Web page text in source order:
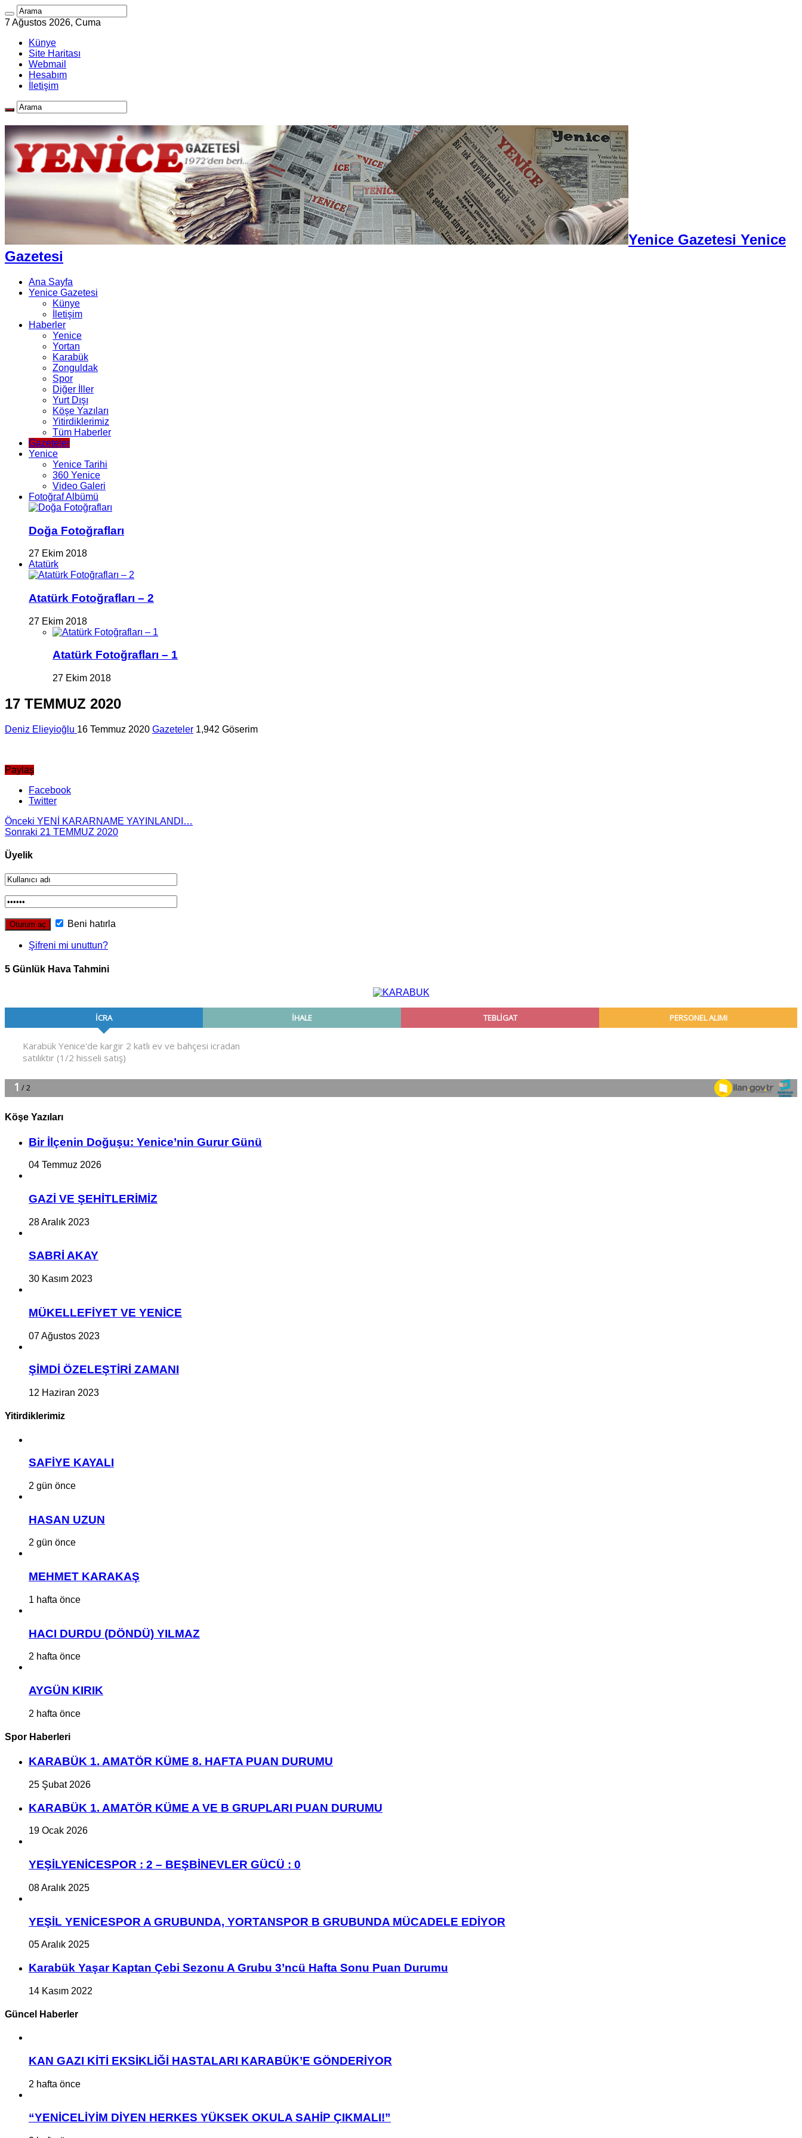
7 Ağustos 2026, Cuma
Künye
Site Haritası
Webmail
Hesabım
İletişim
Yenice Gazetesi Yenice
Gazetesi
Ana Sayfa
Yenice Gazetesi
Künye
İletişim
Haberler
Yenice
Yortan
Karabük
Zonguldak
Spor
Diğer İller
Yurt Dışı
Köşe Yazıları
Yitirdiklerimiz
Tüm Haberler
Gazeteler
Yenice
Yenice Tarihi
360 Yenice
Video Galeri
Fotoğraf Albümü
Doğa Fotoğrafları
27 Ekim 2018
Atatürk
Atatürk Fotoğrafları – 2
27 Ekim 2018
Atatürk Fotoğrafları – 1
27 Ekim 2018
17 TEMMUZ 2020
Deniz Elieyioğlu 16 Temmuz 2020 Gazeteler 1,942 Göserim
Paylaş
Facebook
Twitter
Önceki YENİ KARARNAME YAYINLANDI…
Sonraki 21 TEMMUZ 2020
Üyelik
Beni hatırla
Şifreni mi unuttun?
5 Günlük Hava Tahmini
Köşe Yazıları
Bir İlçe­nin Do­ğu­şu: Ye­ni­ce’nin Gurur Günü
04 Temmuz 2026
GAZİ VE ŞEHİTLERİMİZ
28 Aralık 2023
SABRİ AKAY
30 Kasım 2023
MÜKELLEFİYET VE YENİCE
07 Ağustos 2023
ŞİMDİ ÖZELEŞTİRİ ZAMANI
12 Haziran 2023
Yitirdiklerimiz
SAFİYE KAYALI
2 gün önce
HASAN UZUN
2 gün önce
MEHMET KARAKAŞ
1 hafta önce
HACI DURDU (DÖNDÜ) YILMAZ
2 hafta önce
AYGÜN KIRIK
2 hafta önce
Spor Haberleri
KARABÜK 1. AMATÖR KÜME 8. HAFTA PUAN DURUMU
25 Şubat 2026
KARABÜK 1. AMATÖR KÜME A VE B GRUPLARI PUAN DURUMU
19 Ocak 2026
YEŞİLYENİCESPOR : 2 – BEŞBİNEVLER GÜCÜ : 0
08 Aralık 2025
YEŞİL YENİCESPOR A GRUBUNDA, YORTANSPOR B GRUBUNDA MÜCADELE EDİYOR
05 Aralık 2025
Karabük Yaşar Kaptan Çebi Sezonu A Grubu 3’ncü Hafta Sonu Puan Durumu
14 Kasım 2022
Güncel Haberler
KAN GAZI KİTİ EKSİKLİĞİ HASTALARI KARABÜK’E GÖNDERİYOR
2 hafta önce
“YENİCELİYİM DİYEN HERKES YÜKSEK OKULA SAHİP ÇIKMALI!”